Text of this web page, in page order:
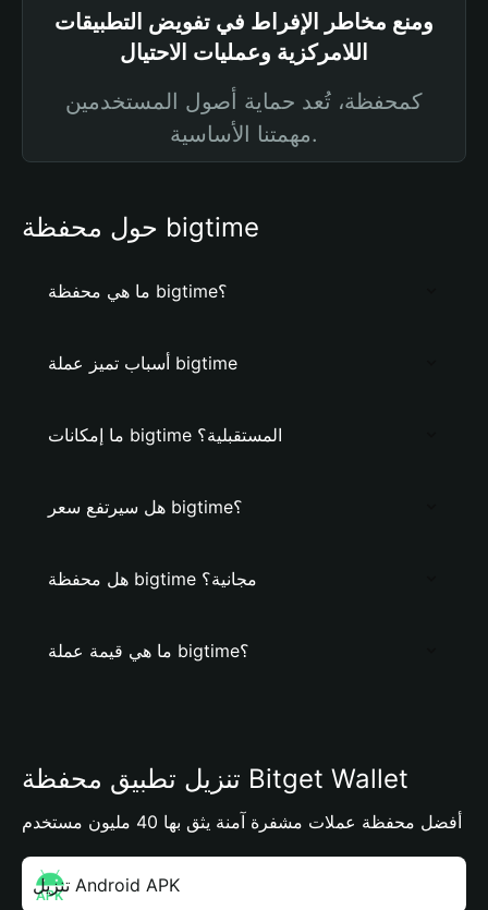
ومنع مخاطر الإفراط في تفويض التطبيقات
اللامركزية وعمليات الاحتيال
كمحفظة، تُعد حماية أصول المستخدمين
مهمتنا الأساسية.
حول محفظة bigtime
ما هي محفظة bigtime؟
أسباب تميز عملة bigtime
ما إمكانات bigtime المستقبلية؟
هل سيرتفع سعر bigtime؟
هل محفظة bigtime مجانية؟
ما هي قيمة عملة bigtime؟
تنزيل تطبيق محفظة Bitget Wallet
أفضل محفظة عملات مشفرة آمنة يثق بها 40 مليون مستخدم
تنزيل Android APK